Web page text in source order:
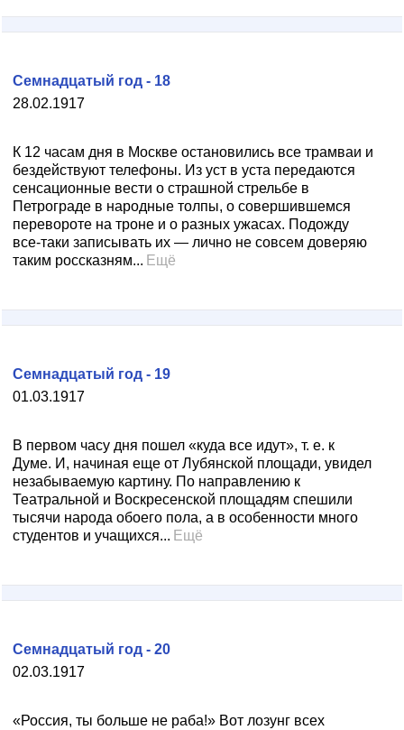
28.02.1917
Семнадцатый год - 18
К 12 часам дня в Москве остановились все трамваи и
бездействуют телефоны. Из уст в уста передаются
сенсационные вести о страшной стрельбе в
Петрограде в народные толпы, о совершившемся
перевороте на троне и о разных ужасах. Подожду
все-таки записывать их — лично не совсем доверяю
таким россказням... Ещё
01.03.1917
Семнадцатый год - 19
В первом часу дня пошел «куда все идут», т. е. к
Думе. И, начиная еще от Лубянской площади, увидел
незабываемую картину. По направлению к
Театральной и Воскресенской площадям спешили
тысячи народа обоего пола, а в особенности много
студентов и учащихся... Ещё
02.03.1917
Семнадцатый год - 20
«Россия, ты больше не раба!» Вот лозунг всех